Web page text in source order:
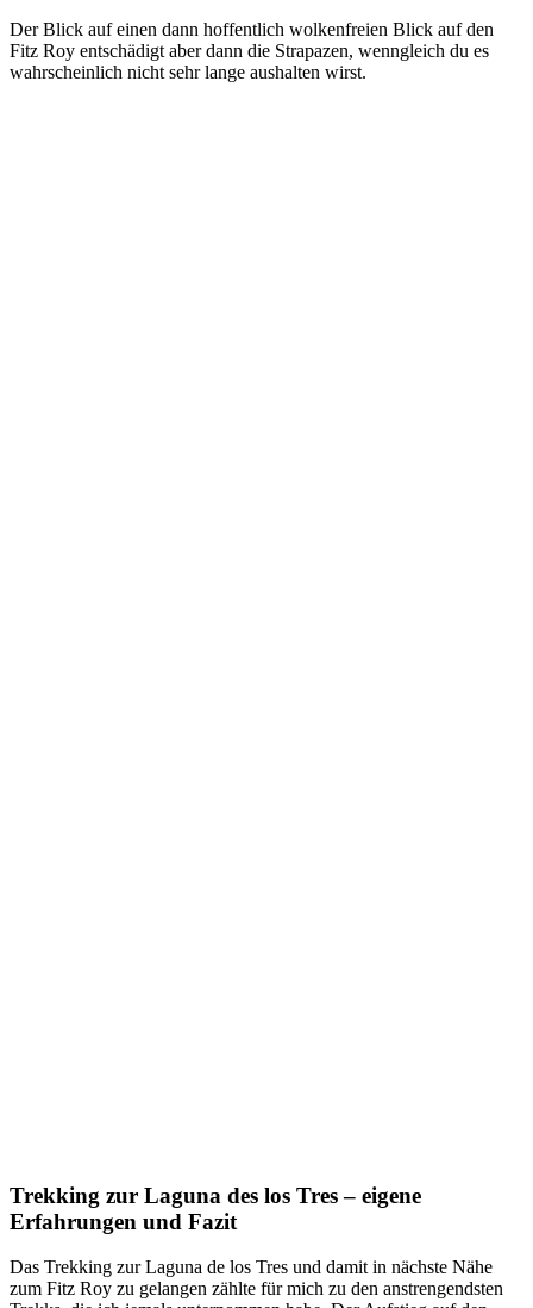
Der Blick auf einen dann hoffentlich wolkenfreien Blick auf den
Fitz Roy entschädigt aber dann die Strapazen, wenngleich du es
wahrscheinlich nicht sehr lange aushalten wirst.
Trekking zur Laguna des los Tres – eigene
Erfahrungen und Fazit
Das Trekking zur Laguna de los Tres und damit in nächste Nähe
zum Fitz Roy zu gelangen zählte für mich zu den anstrengendsten